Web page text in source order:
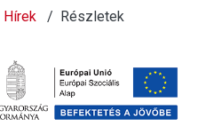
Hírek Részletek